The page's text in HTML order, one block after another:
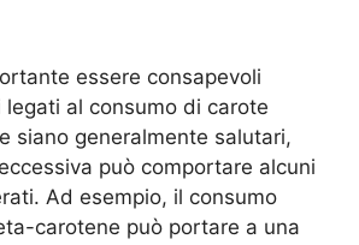
essere consapevoli
al consumo di carote
siano generalmente salutari,
può comportare alcuni
Ad esempio, il consumo
carotene può portare a una